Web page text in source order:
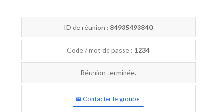
ID de réunion : 84935493840
Code / mot de passe : 1234
Réunion terminée.
Contacter le groupe